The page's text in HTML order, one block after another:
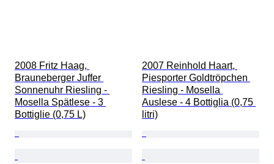
2008 Fritz Haag,
Brauneberger Juffer
Sonnenuhr Riesling -
Mosella Spätlese - 3
Bottiglie (0,75 L)
2007 Reinhold Haart,
Piesporter Goldtröpchen
Riesling - Mosella
Auslese - 4 Bottiglia (0,75
litri)